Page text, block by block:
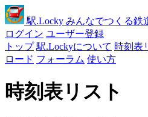
駅.Locky みんなでつくる鉄
ログイン ユーザー登録
トップ 駅.Lockyについて 時刻表
ロード フォーラム 使い方
時刻表リスト